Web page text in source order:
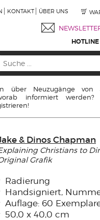
KONTAKT ÜBER UNS
über Neuzugänge von
informiert
& Dinos Chapman
Christians to
Grafik
Radierung
Handsigniert,
Auflage: 60
50,0 x 40,0 cm